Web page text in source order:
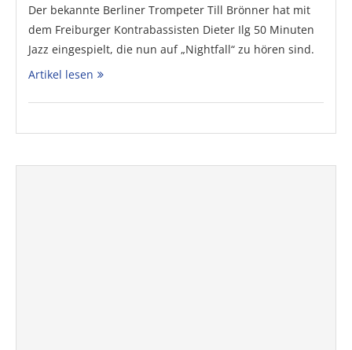
Der bekannte Berliner Trompeter Till Brönner hat mit
dem Freiburger Kontrabassisten Dieter Ilg 50 Minuten
Jazz eingespielt, die nun auf „Nightfall“ zu hören sind.
Artikel lesen